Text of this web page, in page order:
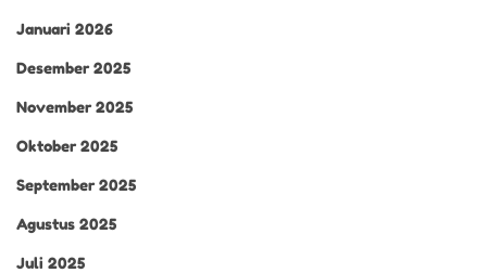
Januari 2026
Desember 2025
November 2025
Oktober 2025
September 2025
Agustus 2025
Juli 2025